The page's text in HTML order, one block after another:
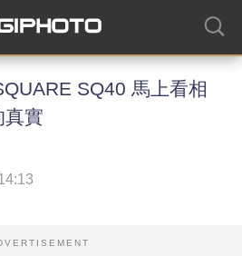
SQ40 馬上看相
真實